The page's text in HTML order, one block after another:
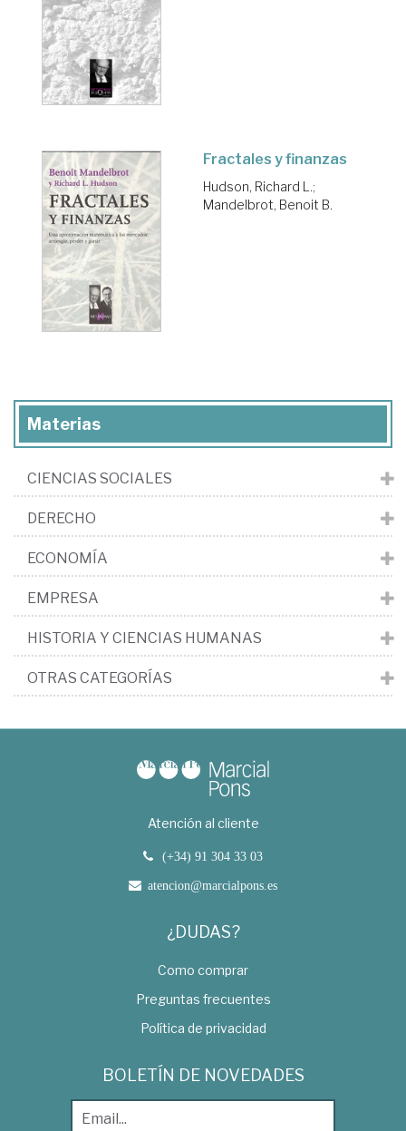
Fractales y finanzas
Hudson, Richard L.;
Mandelbrot, Benoit B.
Materias
CIENCIAS SOCIALES
DERECHO
ECONOMÍA
EMPRESA
HISTORIA Y CIENCIAS HUMANAS
OTRAS CATEGORÍAS
Atención al cliente
(+34) 91 304 33 03
atencion@marcialpons.es
¿DUDAS?
Como comprar
Preguntas frecuentes
Política de privacidad
BOLETÍN DE NOVEDADES